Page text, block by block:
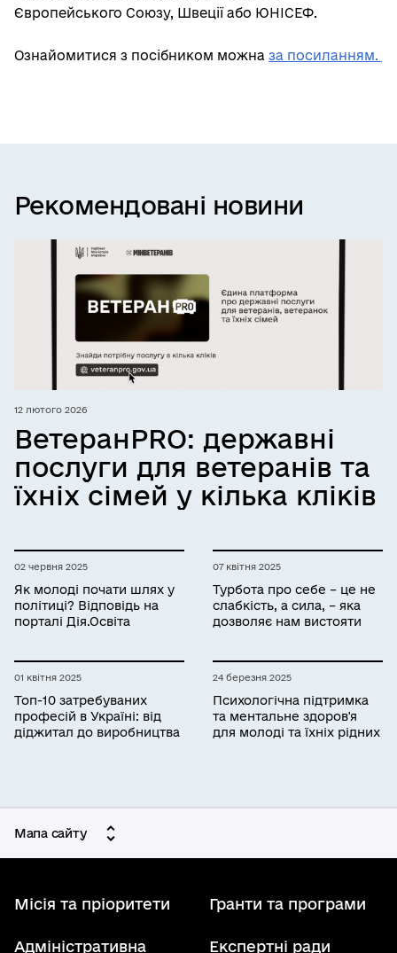
Європейського Союзу, Швеції або ЮНІСЕФ.
Ознайомитися з посібником можна за посиланням.
Рекомендовані новини
12 лютого 2026
ВетеранPRO: державні
послуги для ветеранів та
їхніх сімей у кілька кліків
02 червня 2025
Як молоді почати шлях у
політиці? Відповідь на
порталі Дія.Освіта
07 квітня 2025
Турбота про себе – це не
слабкість, а сила, – яка
дозволяє нам вистояти
01 квітня 2025
Топ-10 затребуваних
професій в Україні: від
діджитал до виробництва
24 березня 2025
Психологічна підтримка
та ментальне здоров'я
для молоді та їхніх рідних
Мапа сайту
Місія та пріоритети Гранти та програми
Адміністративна
Експертні ради